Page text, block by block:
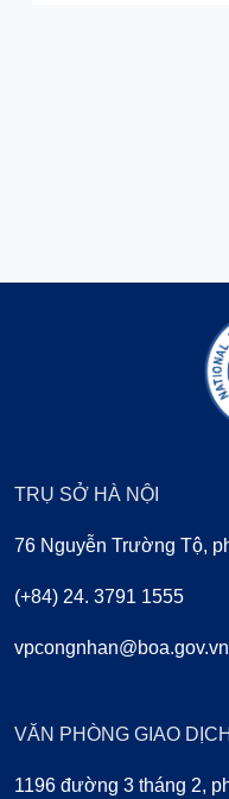
TRỤ SỞ HÀ NỘI
76 Nguyễn Trường Tộ,
(+84) 24. 3791 1555
vpcongnhan@boa.gov.vn
VĂN PHÒNG GIAO
1196 đường 3 tháng 2,